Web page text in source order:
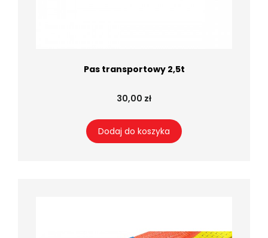
Pas transportowy 2,5t
30,00 zł
Dodaj do koszyka